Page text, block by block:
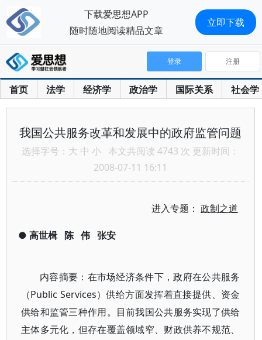
首页 法学 经济学 政治学 国际关系 社会学
登录 注册
我国公共服务改革和发展中的政府监管问题
选择字号： 大 中 小 本文共阅读 4743 次 更新时间：
2008-07-11 16:11
进入专题：政制之道
● 高世楫 陈 伟 张安
内容摘要：在市场经济条件下，政府在公共服务
（Public Services）供给方面发挥着直接提供、资金
供给和监管三种作用。目前我国公共服务实现了供给
主体多元化，但存在覆盖领域窄、财政供养不规范、
下载爱思想APP
随时随地阅读精品文章
立即下载